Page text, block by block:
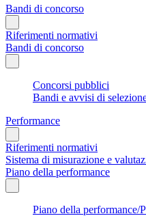
Bandi di concorso
Riferimenti normativi
Bandi di concorso
Concorsi pubblici
Bandi e avvisi di
Performance
Riferimenti normativi
Sistema di misurazione e
Piano della performance
Piano della performance/